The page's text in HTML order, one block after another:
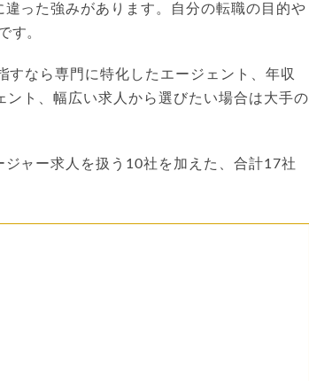
った強みがあります。自分の転職の目的や
す。
すなら専門に特化したエージェント、年収
ト、幅広い求人から選びたい場合は大手の
ャー求人を扱う10社を加えた、合計17社